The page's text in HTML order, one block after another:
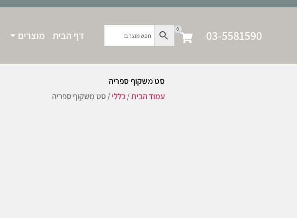
03-5581590
0
דף הבית מוצרים
סט משקוף ספריה
עמוד הבית/כללי/ סט משקוף ספריה